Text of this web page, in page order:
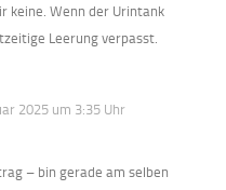
keine. Wenn der Urintank
Leerung verpasst.
2025 um 3:35 Uhr
– bin gerade am selben